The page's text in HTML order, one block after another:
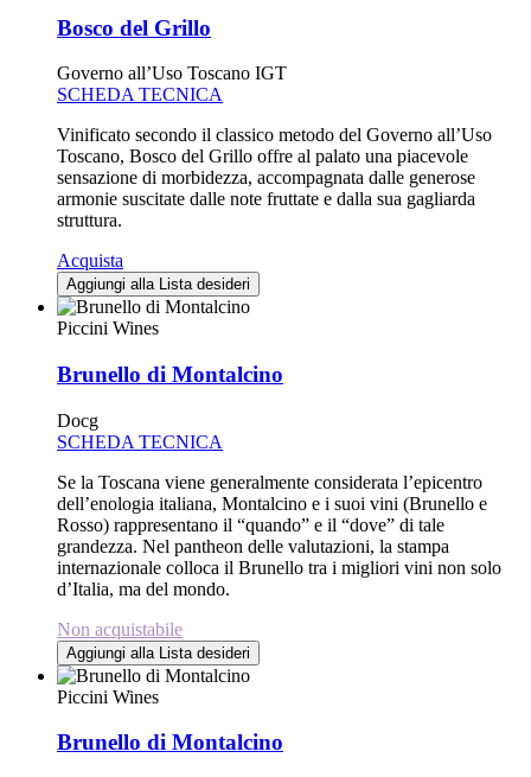
Bosco del Grillo
Governo all’Uso Toscano IGT
SCHEDA TECNICA
Vinificato secondo il classico metodo del Governo all’Uso
Toscano, Bosco del Grillo offre al palato una piacevole
sensazione di morbidezza, accompagnata dalle generose
armonie suscitate dalle note fruttate e dalla sua gagliarda
struttura.
Acquista
Aggiungi alla Lista desideri
Piccini Wines
Brunello di Montalcino
Docg
SCHEDA TECNICA
Se la Toscana viene generalmente considerata l’epicentro
dell’enologia italiana, Montalcino e i suoi vini (Brunello e
Rosso) rappresentano il “quando” e il “dove” di tale
grandezza. Nel pantheon delle valutazioni, la stampa
internazionale colloca il Brunello tra i migliori vini non solo
d’Italia, ma del mondo.
Non acquistabile
Aggiungi alla Lista desideri
Piccini Wines
Brunello di Montalcino